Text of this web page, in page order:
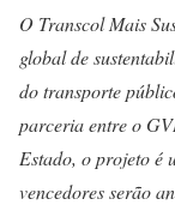
O Transcol Mais
global de
do transporte
parceria entre o
Estado, o projeto é
vencedores serão